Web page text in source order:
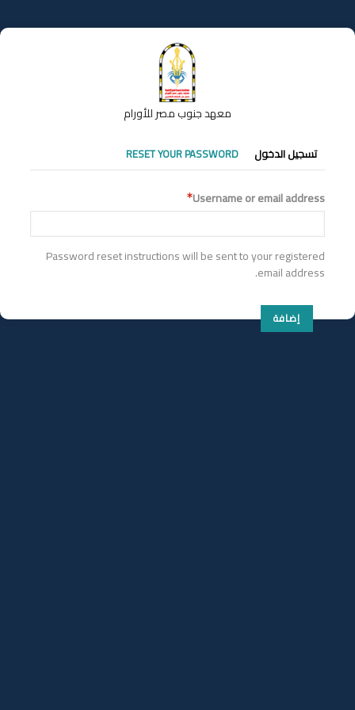
إلى
المحتوى
معهد جنوب مصر للأورام
التبويبات
الأساسية
تسجيل الدخول RESET YOUR PASSWORD
Username or email address
Password reset instructions will be sent to your registered
email address.